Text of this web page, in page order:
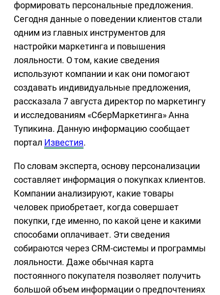
формировать персональные предложения.
Сегодня данные о поведении клиентов стали
одним из главных инструментов для
настройки маркетинга и повышения
лояльности. О том, какие сведения
используют компании и как они помогают
создавать индивидуальные предложения,
рассказала 7 августа директор по маркетингу
и исследованиям «СберМаркетинга» Анна
Тупикина. Данную информацию сообщает
портал Известия.
По словам эксперта, основу персонализации
составляет информация о покупках клиентов.
Компании анализируют, какие товары
человек приобретает, когда совершает
покупки, где именно, по какой цене и какими
способами оплачивает. Эти сведения
собираются через CRM-системы и программы
лояльности. Даже обычная карта
постоянного покупателя позволяет получить
большой объем информации о предпочтениях